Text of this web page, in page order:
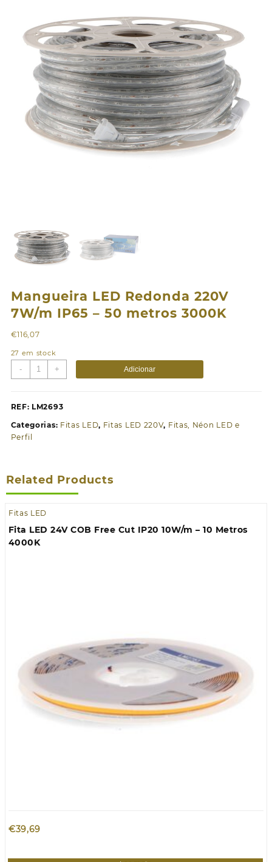
Mangueira LED Redonda 220V
7W/m IP65 – 50 metros 3000K
€116,07
27 em stock
-
Quantidade
de
LED
220V
7W/m
50
metros
+ Adicionar
REF: LM2693
Categorias: Fitas LED, Fitas LED 220V, Fitas, Néon LED e
Perfil
Related Products
Fitas LED
Fita LED 24V COB Free Cut IP20 10W/m – 10 Metros
4000K
€39,69